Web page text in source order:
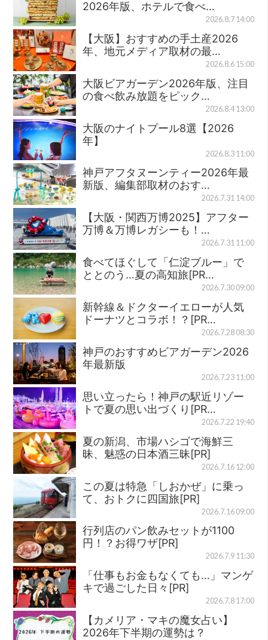
2026年版、ホテルで食べ…
2026.8.7 14:00
【大阪】おすすめの手土産2026
年、地元メディア取材の最…
2026.8.6 15:00
大阪ビアガーデン2026年版、注目
の食べ飲み放題をピック…
2026.8.4 13:00
大阪のナイトプール8選【2026
年】
2026.8.3 11:00
神戸アフタヌーンティー2026年最
新版、編集部取材のおす…
2026.7.31 14:00
【大阪・関西万博2025】アフター
万博＆万博レガシーも！…
2026.7.31 11:00
食べてほぐして「仁淀ブルー」で
ととのう…夏の高知旅[PR…
2026.7.30 09:00
新幹線＆ドクターイエローが人気
ドーナツとコラボ！？[PR…
2026.7.28 08:30
神戸のおすすめビアガーデン2026
年最新版
2026.7.23 11:00
思い立ったら！神戸の駅近リゾー
トで夏の思い出づくり[PR…
2026.7.22 19:40
夏の新潟、市場ハシゴで海鮮三
昧、魅惑の日本酒三昧[PR]
2026.7.16 12:00
この夏は特急「しおかぜ」に乗っ
て、おトクに四国旅[PR]
2026.7.16 09:00
行列店のパン飲みセットが1100
円！？お得ワザ[PR]
2026.7.9 11:30
「仕事もお金もなくても…」マンゲ
キで過ごした日々[PR]
2026.7.8 17:00
【カメリア・マキの魔女占い】
2026年下半期の運勢は？